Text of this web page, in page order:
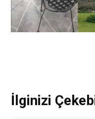
İlginizi